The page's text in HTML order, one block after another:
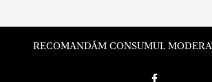
RECOMANDĂM CONSUMUL